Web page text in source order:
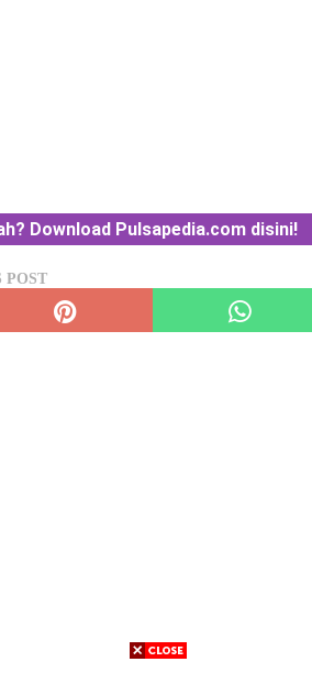
Download Pulsapedia.com disini!
POST